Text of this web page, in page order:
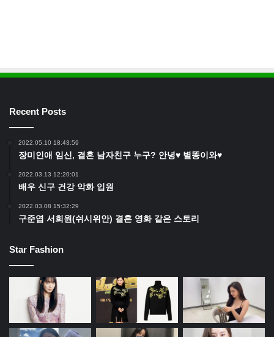
Recent Posts
2022.05.10 18:43:59
장미인애 임신, 결혼 남자친구 누구? 안녕♥ 별똥이와♥
2022.03.13 12:20:01
배우 신구 건강 악화 입원
2022.03.08 15:32:29
구준엽 서희원(쉬시위안) 결혼 영화 같은 스토리
Star Fashion